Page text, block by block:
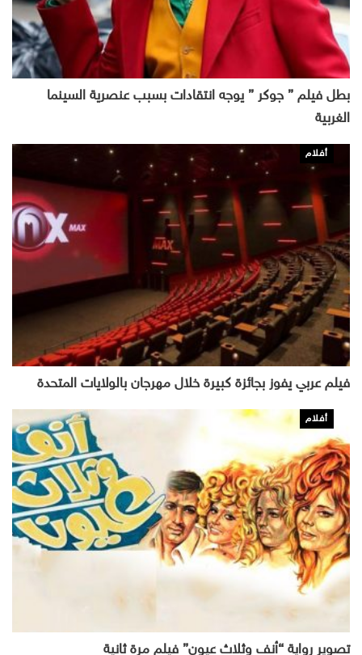
بطل فيلم ” جوكر ” يوجه انتقادات بسبب عنصرية السينما
الغربية
أفلام
فيلم عربي يفوز بجائزة كبيرة خلال مهرجان بالولايات المتحدة
أفلام
تصوير رواية “أنف وثلاث عيون” فيلم مرة ثانية